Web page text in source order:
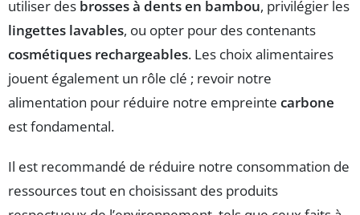
utiliser des brosses à dents en bambou, privilégier les
lingettes lavables, ou opter pour des contenants
cosmétiques rechargeables. Les choix alimentaires
jouent également un rôle clé ; revoir notre
alimentation pour réduire notre empreinte carbone
est fondamental.
Il est recommandé de réduire notre consommation de
ressources tout en choisissant des produits